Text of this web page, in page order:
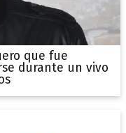
que fue
durante un vivo